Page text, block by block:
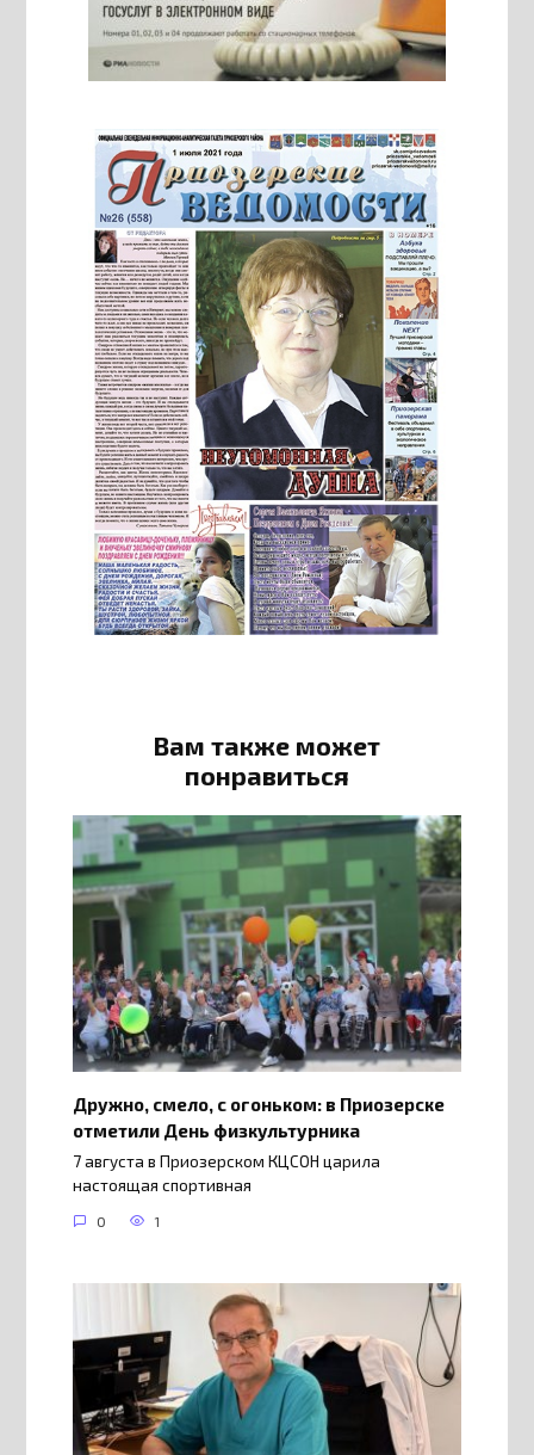
Вам также может
понравиться
Дружно, смело, с огоньком: в Приозерске
отметили День физкультурника
7 августа в Приозерском КЦСОН царила
настоящая спортивная
0 1